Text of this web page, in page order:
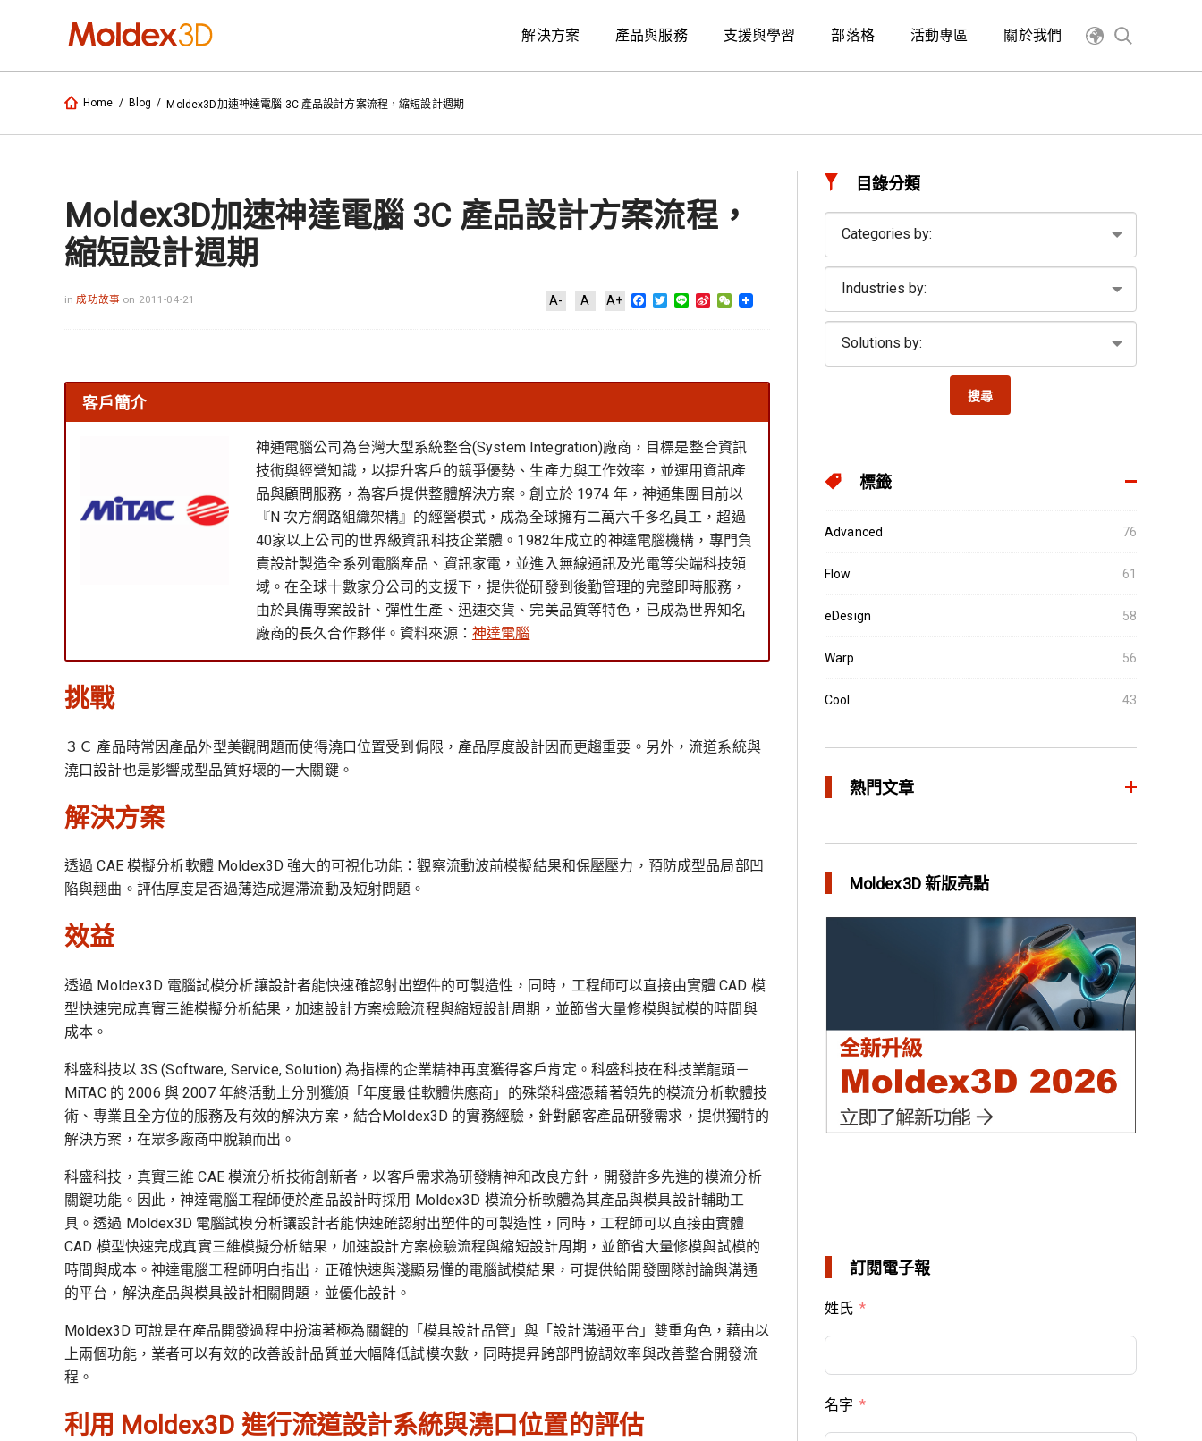
解決方案 產品與服務 支援與學習 部落格 活動專區 關於我們
Home / Blog / Moldex3D加速神達電腦 3C 產品設計方案流程，縮短設計週期
Moldex3D加速神達電腦 3C 產品設計方案流程，
縮短設計週期
in成功故事 on 2011-04-21 A- A A+ Facebook
Twitter
LineSinaWeChat
客戶簡介
神通電腦公司為台灣大型系統整合(System Integration)廠商，目標是整合資訊
技術與經營知識，以提升客戶的競爭優勢、生產力與工作效率，並運用資訊產
品與顧問服務，為客戶提供整體解決方案。創立於 1974 年，神通集團目前以
『N 次方網路組織架構』的經營模式，成為全球擁有二萬六千多名員工，超過
40家以上公司的世界級資訊科技企業體。1982年成立的神達電腦機構，專門負
責設計製造全系列電腦產品、資訊家電，並進入無線通訊及光電等尖端科技領
域。在全球十數家分公司的支援下，提供從研發到後勤管理的完整即時服務，
由於具備專案設計、彈性生產、迅速交貨、完美品質等特色，已成為世界知名
廠商的長久合作夥伴。資料來源： 神達電腦
挑戰
３Ｃ 產品時常因產品外型美觀問題而使得澆口位置受到侷限，產品厚度設計因而更趨重要。另外，流道系統與
澆口設計也是影響成型品質好壞的一大關鍵。
解決方案
透過 CAE 模擬分析軟體 Moldex3D 強大的可視化功能：觀察流動波前模擬結果和保壓壓力，預防成型品局部凹
陷與翹曲。評估厚度是否過薄造成遲滯流動及短射問題。
效益
透過 Moldex3D 電腦試模分析讓設計者能快速確認射出塑件的可製造性，同時，工程師可以直接由實體 CAD 模
型快速完成真實三維模擬分析結果，加速設計方案檢驗流程與縮短設計周期，並節省大量修模與試模的時間與
成本。
科盛科技以 3S (Software, Service, Solution) 為指標的企業精神再度獲得客戶肯定。科盛科技在科技業龍頭－
MiTAC 的 2006 與 2007 年終活動上分別獲頒「年度最佳軟體供應商」的殊榮科盛憑藉著領先的模流分析軟體技
術、專業且全方位的服務及有效的解決方案，結合Moldex3D 的實務經驗，針對顧客產品研發需求，提供獨特的
解決方案，在眾多廠商中脫穎而出。
科盛科技，真實三維 CAE 模流分析技術創新者，以客戶需求為研發精神和改良方針，開發許多先進的模流分析
關鍵功能。因此，神達電腦工程師便於產品設計時採用 Moldex3D 模流分析軟體為其產品與模具設計輔助工
具。透過 Moldex3D 電腦試模分析讓設計者能快速確認射出塑件的可製造性，同時，工程師可以直接由實體
CAD 模型快速完成真實三維模擬分析結果，加速設計方案檢驗流程與縮短設計周期，並節省大量修模與試模的
時間與成本。神達電腦工程師明白指出，正確快速與淺顯易懂的電腦試模結果，可提供給開發團隊討論與溝通
的平台，解決產品與模具設計相關問題，並優化設計。
Moldex3D 可說是在產品開發過程中扮演著極為關鍵的「模具設計品管」與「設計溝通平台」雙重角色，藉由以
上兩個功能，業者可以有效的改善設計品質並大幅降低試模次數，同時提昇跨部門協調效率與改善整合開發流
程。
利用 Moldex3D 進行流道設計系統與澆口位置的評估
目錄分類
搜尋
標籤
Advanced 76
Flow 61
eDesign 58
Warp 56
Cool 43
熱門文章
異型水路可行性驗證 縮短USB外殼生產週期
in 成功故事
Moldex3D 新版亮點
訂閱電子報
姓氏
名字